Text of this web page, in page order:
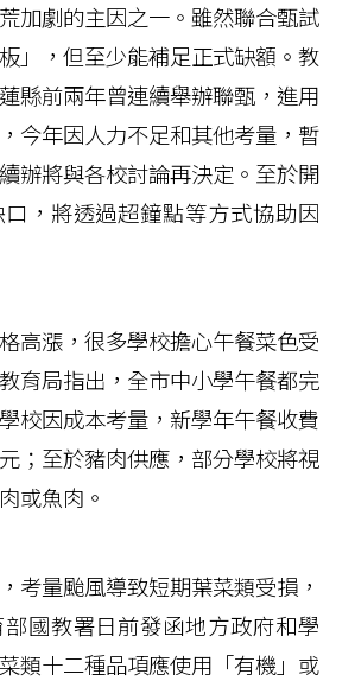
加劇的主因之一。雖然聯合甄試
」，但至少能補足正式缺額。教
縣前兩年曾連續舉辦聯甄，進用
今年因人力不足和其他考量，暫
辦將與各校討論再決定。至於開
，將透過超鐘點等方式協助因
高漲，很多學校擔心午餐菜色受
育局指出，全市中小學午餐都完
校因成本考量，新學年午餐收費
；至於豬肉供應，部分學校將視
或魚肉。
考量颱風導致短期葉菜類受損，
國教署日前發函地方政府和學
類十二種品項應使用「有機」或